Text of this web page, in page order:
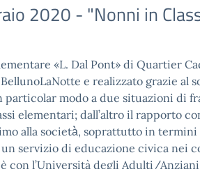
2020 - "Nonni in
«L. Dal Pont» di Quartier
e realizzato grazie al
particolar modo a due situazioni di
elementari; dall’altro il rapporto
alla società̀, soprattutto in
servizio di educazione civica nei
con l’Università degli Adulti/